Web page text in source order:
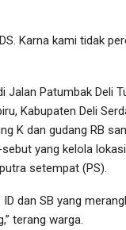
Karna kami tidak
Jalan Patumbak Deli
Kabupaten Deli
K dan gudang RB
yang kelola
setempat (PS).
ID dan SB yang
terang warga.